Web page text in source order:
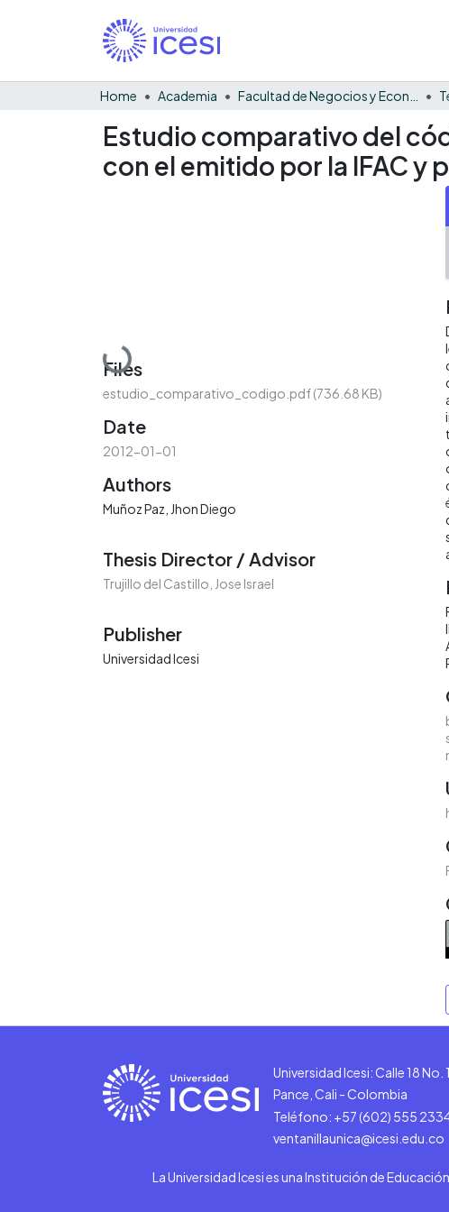
Home Academia
Estudio comparativo del
con el emitido por la IFAC y
Loading...
Files
estudio_comparativo_codigo.pdf(736.68 KB)
Date
2012-01-01
Authors
Muñoz Paz, Jhon Diego
Thesis Director / Advisor
Trujillo del Castillo, Jose Israel
Publisher
Universidad Icesi
Universidad Icesi: Calle 18 No.
Pance, Cali - Colombia
Teléfono: +57 (602) 555
ventanillaunica@icesi.edu.co
La Universidad Icesi es una Institución de